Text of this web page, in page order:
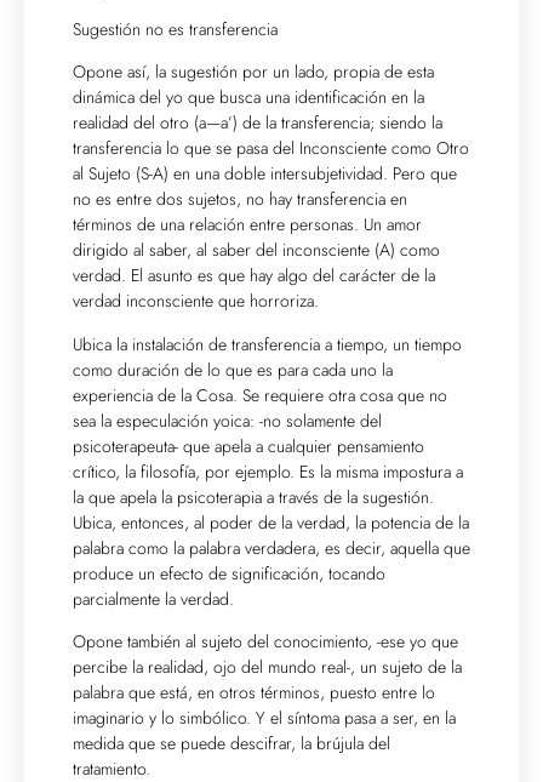
Sugestión no es transferencia
Opone así, la sugestión por un lado, propia de esta
dinámica del yo que busca una identificación en la
realidad del otro (a—a’) de la transferencia; siendo la
transferencia lo que se pasa del Inconsciente como Otro
al Sujeto (S-A) en una doble intersubjetividad. Pero que
no es entre dos sujetos, no hay transferencia en
términos de una relación entre personas. Un amor
dirigido al saber, al saber del inconsciente (A) como
verdad. El asunto es que hay algo del carácter de la
verdad inconsciente que horroriza.
Ubica la instalación de transferencia a tiempo, un tiempo
como duración de lo que es para cada uno la
experiencia de la Cosa. Se requiere otra cosa que no
sea la especulación yoica: -no solamente del
psicoterapeuta- que apela a cualquier pensamiento
crítico, la filosofía, por ejemplo. Es la misma impostura a
la que apela la psicoterapia a través de la sugestión.
Ubica, entonces, al poder de la verdad, la potencia de la
palabra como la palabra verdadera, es decir, aquella que
produce un efecto de significación, tocando
parcialmente la verdad.
Opone también al sujeto del conocimiento, -ese yo que
percibe la realidad, ojo del mundo real-, un sujeto de la
palabra que está, en otros términos, puesto entre lo
imaginario y lo simbólico. Y el síntoma pasa a ser, en la
medida que se puede descifrar, la brújula del
tratamiento.